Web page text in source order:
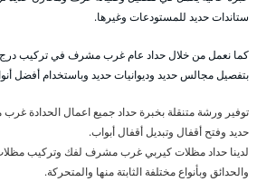
ستاندات حديد للمستودعات وغيرها.
كما نعمل من خلال حداد عام غرب مشرف في تركيب درج
بتفصيل مجالس حديد وديوانيات حديد وباستخدام أفضل
توفير ورشة متنقلة بخبرة حداد جميع اعمال الحدادة
حديد وفتح أقفال وتبديل أقفال أبواب.
لدينا حداد مظلات كيربي غرب مشرف لفك وتركيب
والحدائق وبأنواع مختلفة الثابتة منها والمتحركة.